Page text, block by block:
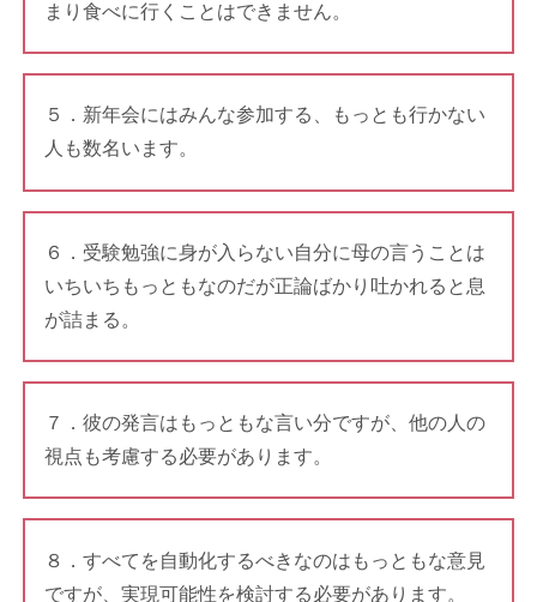
まり食べに行くことはできません。
５．新年会にはみんな参加する、もっとも行かない
人も数名います。
６．受験勉強に身が入らない自分に母の言うことは
いちいちもっともなのだが正論ばかり吐かれると息
が詰まる。
７．彼の発言はもっともな言い分ですが、他の人の
視点も考慮する必要があります。
８．すべてを自動化するべきなのはもっともな意見
ですが、実現可能性を検討する必要があります。